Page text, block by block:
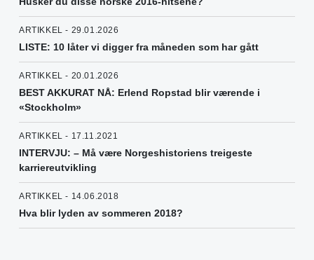
ARTIKKEL - 29.01.2026
LISTE: 10 låter vi digger fra måneden som har gått
ARTIKKEL - 20.01.2026
BEST AKKURAT NÅ: Erlend Ropstad blir værende i
«Stockholm»
ARTIKKEL - 17.11.2021
INTERVJU: – Må være Norgeshistoriens treigeste
karriereutvikling
ARTIKKEL - 14.06.2018
Hva blir lyden av sommeren 2018?